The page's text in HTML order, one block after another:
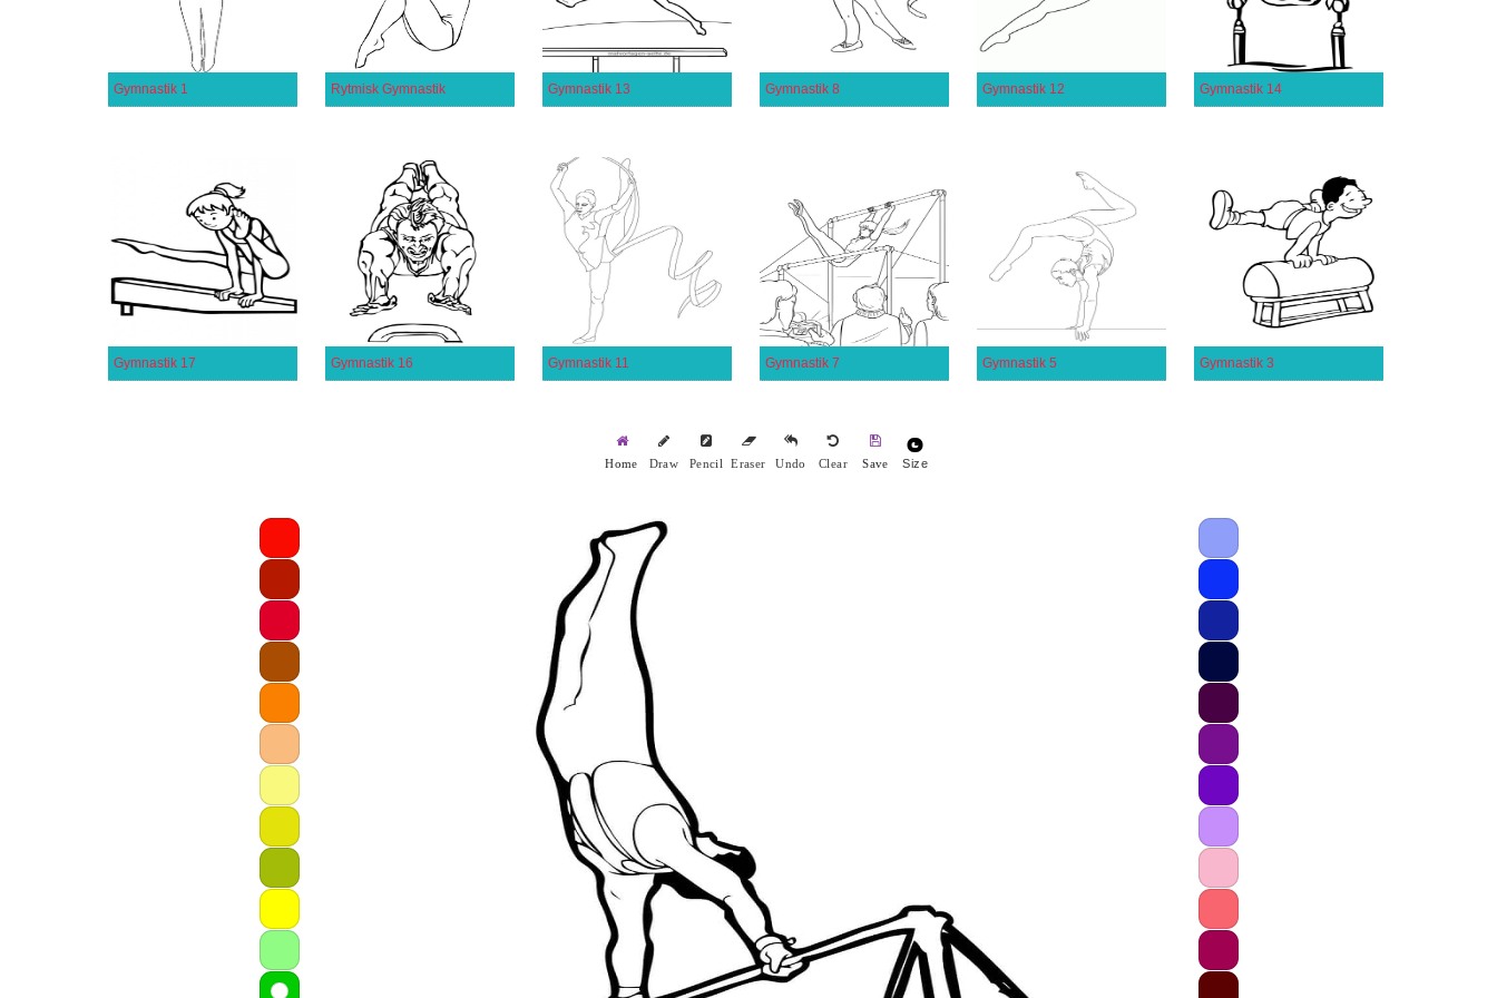
Gymnastik 1 Rytmisk Gymnastik Gymnastik 13 Gymnastik 8 Gymnastik 12 Gymnastik 14
Gymnastik 17 Gymnastik 16 Gymnastik 11 Gymnastik 7 Gymnastik 5 Gymnastik 3
Home Draw Pencil Eraser Undo Clear Save Size